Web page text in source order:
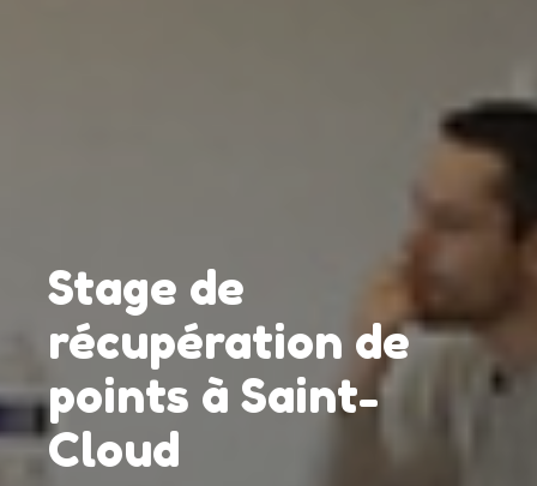
Stage de
récupération de
points à Saint-
Cloud